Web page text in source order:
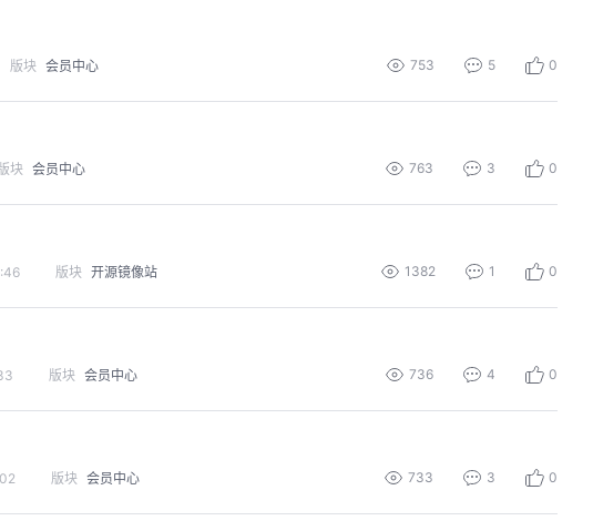
版块 会员中心 753 5 0
块 会员中心 763 3 0
版块 开源镜像站 1382 1 0
版块 会员中心 736 4 0
版块 会员中心 733 3 0